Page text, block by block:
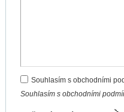
Souhlasím s obchodními
Souhlasím s obchodními